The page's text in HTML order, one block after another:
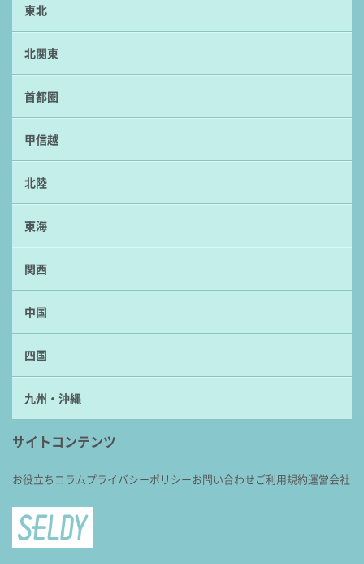
東北
北関東
首都圏
甲信越
北陸
東海
関西
中国
四国
九州・沖縄
サイトコンテンツ
お役立ちコラムプライバシーポリシーお問い合わせご利用規約運営会社